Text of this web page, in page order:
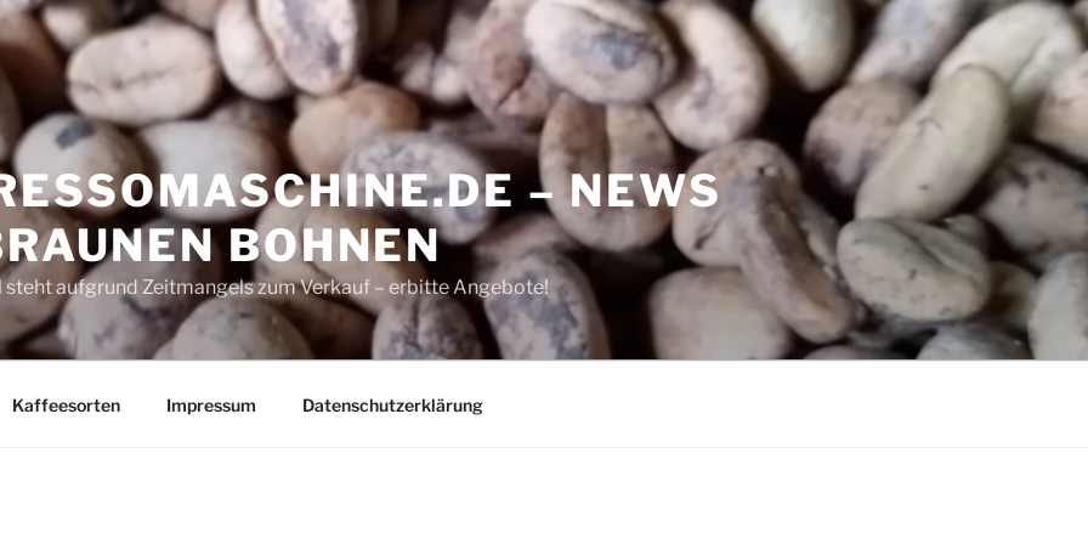
– NEWS
BOHNEN
aufgrund Zeitmangels zum Verkauf – erbitte Angebote!
Kaffeesorten Impressum Datenschutzerklärung